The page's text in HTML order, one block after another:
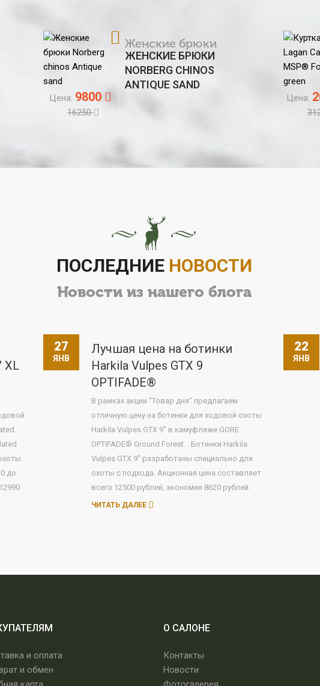
Цена: 9800
16250
Женские брюки
ЖЕНСКИЕ БРЮКИ
NORBERG CHINOS
ANTIQUE SAND
Цена:
ПОСЛЕДНИЕ НОВОСТИ
Новости из нашего блога
XL
до
27
ЯНВ
Лучшая цена на ботинки
Harkila Vulpes GTX 9
OPTIFADE®
В рамках акции "Товар дня" предлагаем
отличную цену на ботинки для ходовой охоты
Harkila Vulpes GTX 9" в камуфляже GORE
OPTIFADE® Ground Forest. . Ботинки Harkila
Vulpes GTX 9" разработаны специально для
охоты с подхода. Акционная цена составляет
всего 12500 рублей, экономия 8620 рублей.
ЧИТАТЬ ДАЛЕЕ
22
ЯНВ
и оплата
и обмен
О САЛОНЕ
Контакты
Новости